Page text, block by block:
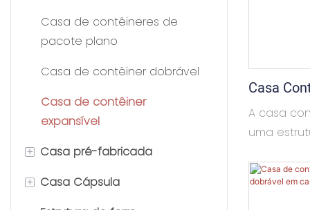
Casa de contêineres de
pacote plano
Casa de contêiner dobrável
Casa de contêiner
expansível
+ Casa pré-fabricada
K House
+ Casa Cápsula
Casa
Pés -
A casa
uma
ampliado,